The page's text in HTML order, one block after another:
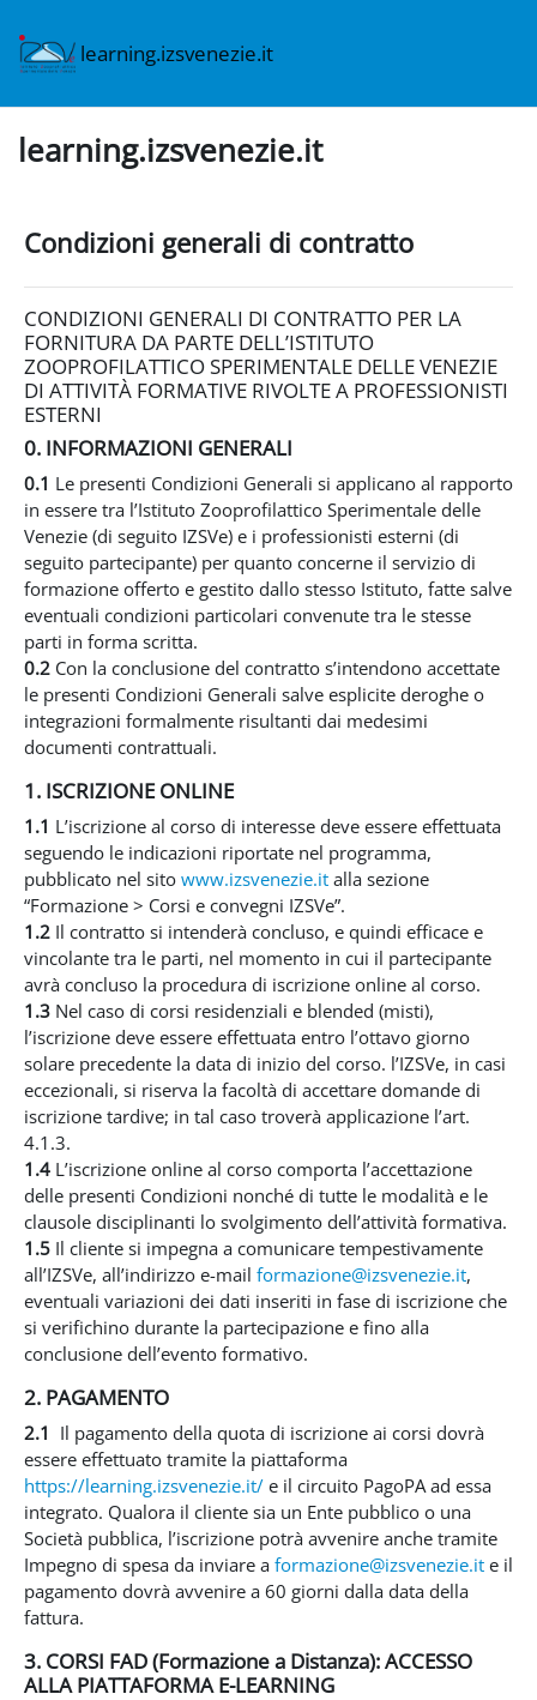
learning.izsvenezie.it
learning.izsvenezie.it
Condizioni generali di contratto
CONDIZIONI GENERALI DI CONTRATTO PER LA
FORNITURA DA PARTE DELL’ISTITUTO
ZOOPROFILATTICO SPERIMENTALE DELLE VENEZIE
DI ATTIVITÀ FORMATIVE RIVOLTE A PROFESSIONISTI
ESTERNI
0. INFORMAZIONI GENERALI
0.1 Le presenti Condizioni Generali si applicano al rapporto
in essere tra l’Istituto Zooprofilattico Sperimentale delle
Venezie (di seguito IZSVe) e i professionisti esterni (di
seguito partecipante) per quanto concerne il servizio di
formazione offerto e gestito dallo stesso Istituto, fatte salve
eventuali condizioni particolari convenute tra le stesse
parti in forma scritta.
0.2 Con la conclusione del contratto s’intendono accettate
le presenti Condizioni Generali salve esplicite deroghe o
integrazioni formalmente risultanti dai medesimi
documenti contrattuali.
1. ISCRIZIONE ONLINE
1.1 L’iscrizione al corso di interesse deve essere effettuata
seguendo le indicazioni riportate nel programma,
pubblicato nel sito www.izsvenezie.it alla sezione
“Formazione > Corsi e convegni IZSVe”.
1.2 Il contratto si intenderà concluso, e quindi efficace e
vincolante tra le parti, nel momento in cui il partecipante
avrà concluso la procedura di iscrizione online al corso.
1.3 Nel caso di corsi residenziali e blended (misti),
l’iscrizione deve essere effettuata entro l’ottavo giorno
solare precedente la data di inizio del corso. l’IZSVe, in casi
eccezionali, si riserva la facoltà di accettare domande di
iscrizione tardive; in tal caso troverà applicazione l’art.
4.1.3.
1.4 L’iscrizione online al corso comporta l’accettazione
delle presenti Condizioni nonché di tutte le modalità e le
clausole disciplinanti lo svolgimento dell’attività formativa.
1.5 Il cliente si impegna a comunicare tempestivamente
all’IZSVe, all’indirizzo e-mail formazione@izsvenezie.it,
eventuali variazioni dei dati inseriti in fase di iscrizione che
si verifichino durante la partecipazione e fino alla
conclusione dell’evento formativo.
2. PAGAMENTO
2.1 Il pagamento della quota di iscrizione ai corsi dovrà
essere effettuato tramite la piattaforma
https://learning.izsvenezie.it/ e il circuito PagoPA ad essa
integrato. Qualora il cliente sia un Ente pubblico o una
Società pubblica, l’iscrizione potrà avvenire anche tramite
Impegno di spesa da inviare a formazione@izsvenezie.it e il
pagamento dovrà avvenire a 60 giorni dalla data della
fattura.
3. CORSI FAD (Formazione a Distanza): ACCESSO
ALLA PIATTAFORMA E-LEARNING